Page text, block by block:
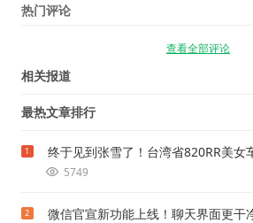
热门评论
查看全部评论
相关报道
最热文章排行
1 终于见到张雪了！台湾省820RR美女
5749
2 微信官宣新功能上线！聊天界面更干